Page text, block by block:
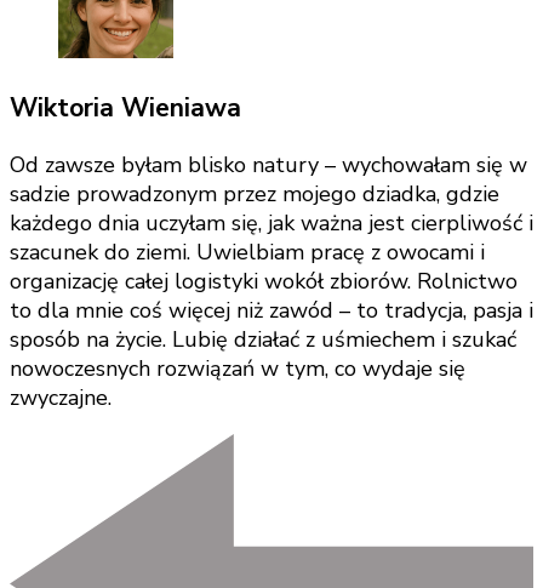
Wiktoria Wieniawa
Od zawsze byłam blisko natury – wychowałam się w
sadzie prowadzonym przez mojego dziadka, gdzie
każdego dnia uczyłam się, jak ważna jest cierpliwość i
szacunek do ziemi. Uwielbiam pracę z owocami i
organizację całej logistyki wokół zbiorów. Rolnictwo
to dla mnie coś więcej niż zawód – to tradycja, pasja i
sposób na życie. Lubię działać z uśmiechem i szukać
nowoczesnych rozwiązań w tym, co wydaje się
zwyczajne.